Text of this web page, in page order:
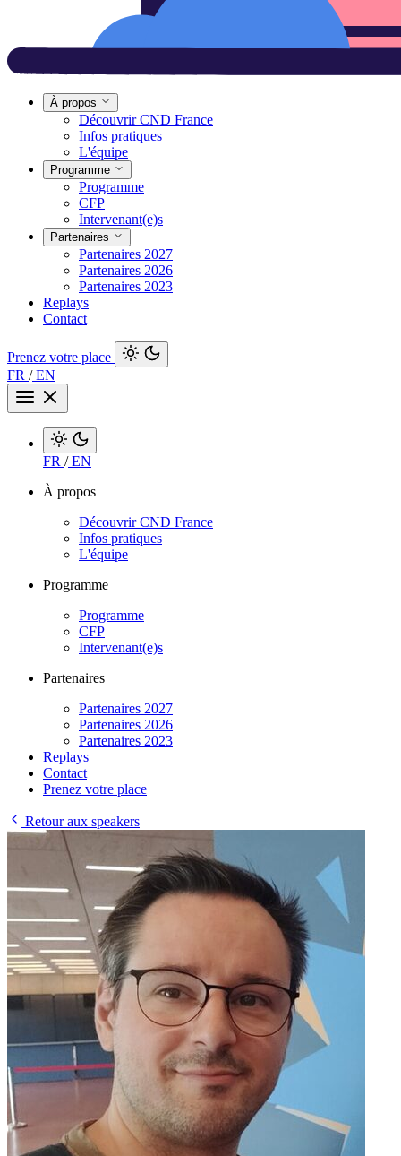
À propos
Découvrir CND France
Infos pratiques
L'équipe
Programme
Programme
CFP
Intervenant(e)s
Partenaires
Partenaires 2027
Partenaires 2026
Partenaires 2023
Replays
Contact
Prenez votre place
FR /EN
FR /EN
À propos
Découvrir CND France
Infos pratiques
L'équipe
Programme
Programme
CFP
Intervenant(e)s
Partenaires
Partenaires 2027
Partenaires 2026
Partenaires 2023
Replays
Contact
Prenez votre place
Retour aux speakers